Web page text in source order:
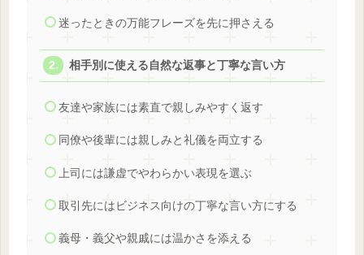
迷ったときの万能フレーズを先に押さえる
相手別に使える自然な返事と丁寧な言い方
友達や家族には素直で親しみやすく返す
同僚や後輩には親しみと礼儀を両立する
上司には謙虚でやわらかい表現を選ぶ
取引先にはビジネス向けの丁寧な言い方にする
義母・義父や親戚には温かさを添える